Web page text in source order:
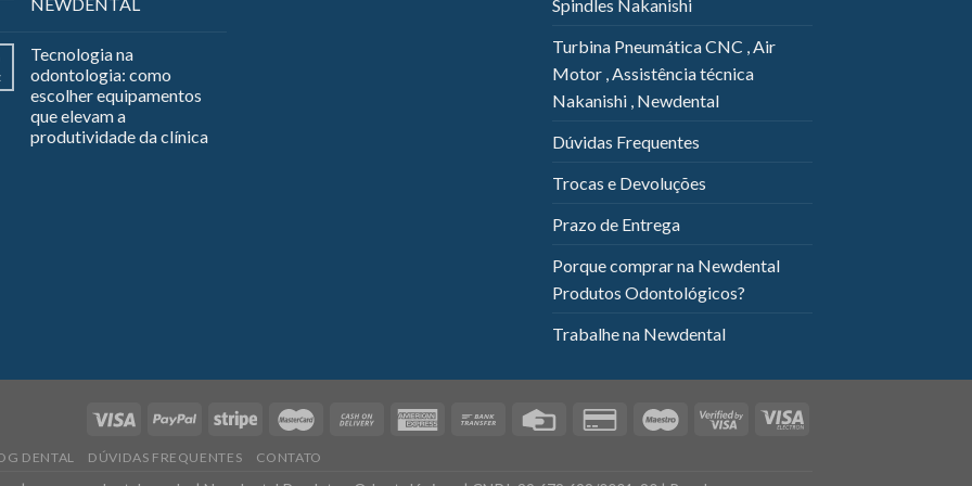
Tecnologia na
odontologia: como
escolher equipamentos
que elevam a
produtividade da clínica
Spindles Nakanishi
Turbina Pneumática CNC , Air
Motor , Assistência técnica
Nakanishi , Newdental
Dúvidas Frequentes
Trocas e Devoluções
Prazo de Entrega
Porque comprar na Newdental
Produtos Odontológicos?
Trabalhe na Newdental
DENTAL DÚVIDAS FREQUENTES CONTATO